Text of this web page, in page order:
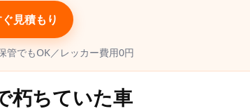
見積もり
管でもOK／レッカー費用0円
朽ちていた車